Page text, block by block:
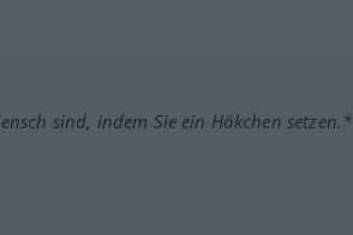
sind, indem Sie ein Häkchen setzen.*